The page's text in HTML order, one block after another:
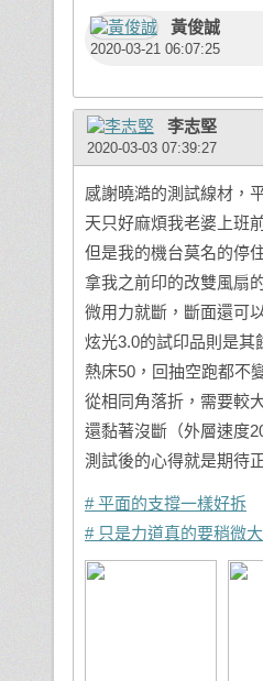
黃俊誠
2020-03-21 06:07:25
李志堅
2020-03-03 07:39:27
感謝曉澔的測試線材，
天只好麻煩我老婆上班
但是我的機台莫名的停
拿我之前印的改雙風扇
微用力就斷，斷面還可
炫光3.0的試印品則是其
熱床50，回抽空跑都不
從相同角落折，需要較
還黏著沒斷（外層速度
測試後的心得就是期待
# 平面的支撐一樣好拆
# 只是力道真的要稍微